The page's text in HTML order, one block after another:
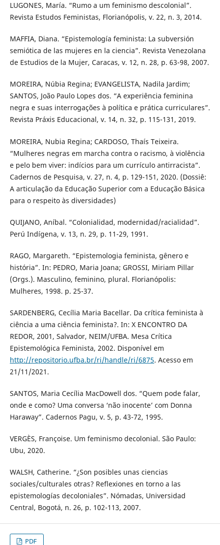
LUGONES, María. “Rumo a um feminismo descolonial”.
Revista Estudos Feministas, Florianópolis, v. 22, n. 3, 2014.
MAFFIA, Diana. “Epistemología feminista: La subversión
semiótica de las mujeres en la ciencia”. Revista Venezolana
de Estudios de la Mujer, Caracas, v. 12, n. 28, p. 63-98, 2007.
MOREIRA, Núbia Regina; EVANGELISTA, Nadila Jardim;
SANTOS, João Paulo Lopes dos. “A experiência feminina
negra e suas interrogações à política e prática curriculares”.
Revista Práxis Educacional, v. 14, n. 32, p. 115-131, 2019.
MOREIRA, Nubia Regina; CARDOSO, Thaís Teixeira.
“Mulheres negras em marcha contra o racismo, à violência
e pelo bem viver: indícios para um currículo antirracista”.
Cadernos de Pesquisa, v. 27, n. 4, p. 129-151, 2020. (Dossiê:
A articulação da Educação Superior com a Educação Básica
para o respeito às diversidades)
QUIJANO, Aníbal. “Colonialidad, modernidad/racialidad”.
Perú Indígena, v. 13, n. 29, p. 11-29, 1991.
RAGO, Margareth. “Epistemologia feminista, gênero e
história”. In: PEDRO, Maria Joana; GROSSI, Miriam Pillar
(Orgs.). Masculino, feminino, plural. Florianópolis:
Mulheres, 1998. p. 25-37.
SARDENBERG, Cecília Maria Bacellar. Da crítica feminista à
ciência a uma ciência feminista?. In: X ENCONTRO DA
REDOR, 2001, Salvador, NEIM/UFBA. Mesa Crítica
Epistemológica Feminista, 2002. Disponível em
http://repositorio.ufba.br/ri/handle/ri/6875. Acesso em
21/11/2021.
SANTOS, Maria Cecília MacDowell dos. “Quem pode falar,
onde e como? Uma conversa ‘não inocente’ com Donna
Haraway”. Cadernos Pagu, v. 5, p. 43-72, 1995.
VERGÈS, Françoise. Um feminismo decolonial. São Paulo:
Ubu, 2020.
WALSH, Catherine. “¿Son posibles unas ciencias
sociales/culturales otras? Reflexiones en torno a las
epistemologías decoloniales”. Nómadas, Universidad
Central, Bogotá, n. 26, p. 102-113, 2007.
PDF